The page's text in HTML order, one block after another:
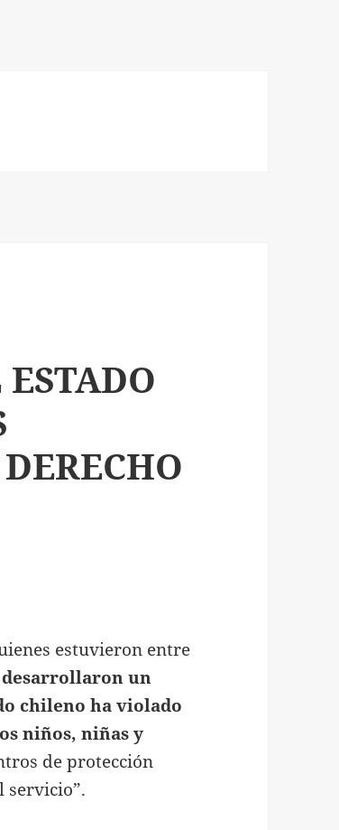
estuvieron entre
desarrollaron un
chileno ha violado
niños, niñas y
de protección